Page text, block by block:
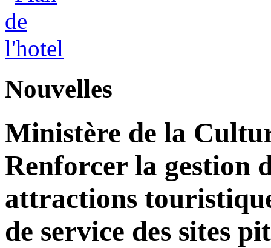
Nouvelles
Ministère de la
Renforcer la gestion
attractions
de service des sites